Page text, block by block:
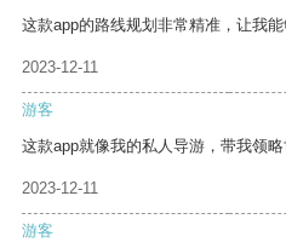
这款app的路线规划非常精准，让我能
2023-12-11
游客
这款app就像我的私人导游，带我领略
2023-12-11
游客